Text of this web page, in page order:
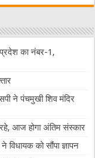
का नंबर-1,
ने पंचमुखी शिव मंदिर
रहे, आज होगा अंतिम संस्कार
विधायक को सौंपा ज्ञापन